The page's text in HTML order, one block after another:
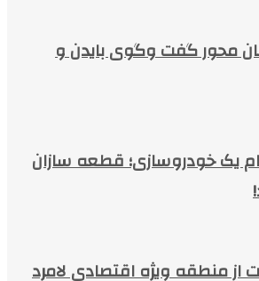
محور گفت وگوی بایدن و
یک خودروسازی؛ قطعه سازان
از منطقه ویژه اقتصادی لامرد